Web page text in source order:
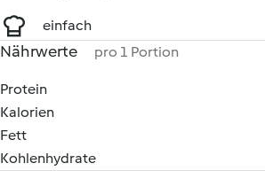
einfach
Nährwerte pro 1 Portion
Protein
Kalorien
Fett
Kohlenhydrate